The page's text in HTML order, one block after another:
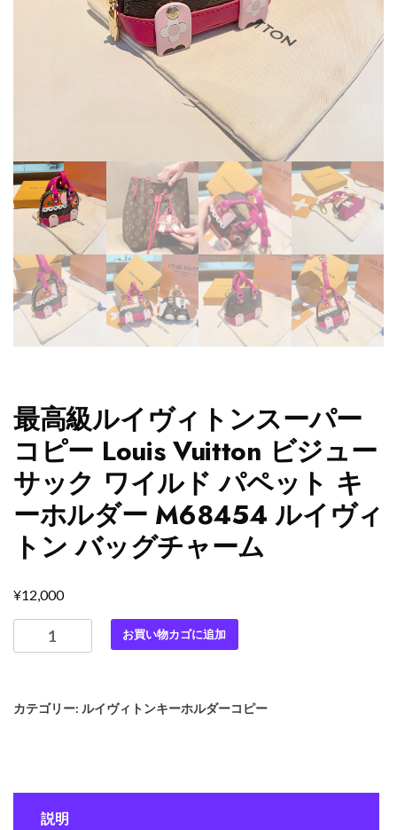
最高級ルイヴィトンスーパー
コピー Louis Vuitton ビジュー
サック ワイルド パペット キ
ーホルダー M68454 ルイヴィ
トン バッグチャーム
¥12,000
高
イ
お買い物カゴに追加
カテゴリー: ルイヴィトンキーホルダーコピー
説明